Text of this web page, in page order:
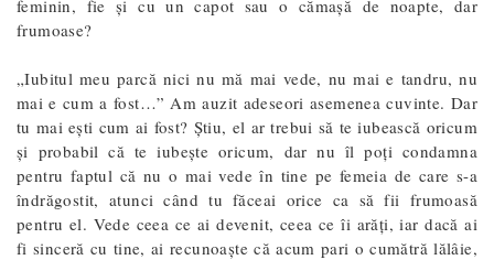
feminin, fie și cu un capot sau o cămașă de noapte, dar
frumoase?
„Iubitul meu parcă nici nu mă mai vede, nu mai e tandru, nu
mai e cum a fost…” Am auzit adeseori asemenea cuvinte. Dar
tu mai ești cum ai fost? Știu, el ar trebui să te iubească oricum
și probabil că te iubește oricum, dar nu îl poți condamna
pentru faptul că nu o mai vede în tine pe femeia de care s-a
îndrăgostit, atunci când tu făceai orice ca să fii frumoasă
pentru el. Vede ceea ce ai devenit, ceea ce îi arăți, iar dacă ai
fi sinceră cu tine, ai recunoaște că acum pari o cumătră lălâie,